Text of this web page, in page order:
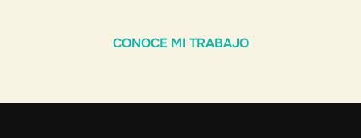
CONOCE MI TRABAJO